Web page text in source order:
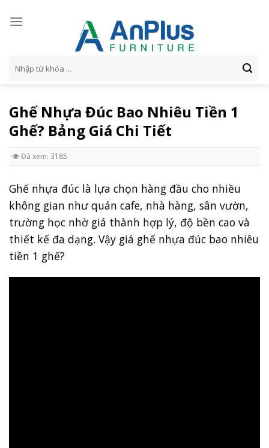
kiếm:
Ghế Nhựa Đúc Bao Nhiêu Tiền 1
Ghế? Bảng Giá Chi Tiết
Đã xem: 3185
Ghế nhựa đúc là lựa chọn hàng đầu cho nhiều
không gian như quán cafe, nhà hàng, sân vườn,
trường học nhờ giá thành hợp lý, độ bền cao và
thiết kế đa dạng. Vậy giá ghế nhựa đúc bao nhiêu
tiền 1 ghế?